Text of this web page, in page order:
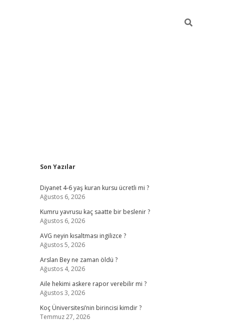
Sidebar
Son Yazılar
Diyanet 4-6 yaş kuran kursu ücretli mi ?
Ağustos 6, 2026
Kumru yavrusu kaç saatte bir beslenir ?
Ağustos 6, 2026
AVG neyin kısaltması ingilizce ?
Ağustos 5, 2026
Arslan Bey ne zaman öldü ?
Ağustos 4, 2026
Aile hekimi askere rapor verebilir mi ?
Ağustos 3, 2026
Koç Üniversitesi’nin birincisi kimdir ?
Temmuz 27, 2026
ilbet yeni giriş